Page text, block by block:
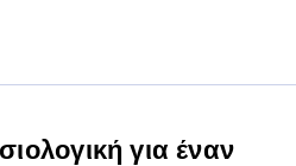
για έναν